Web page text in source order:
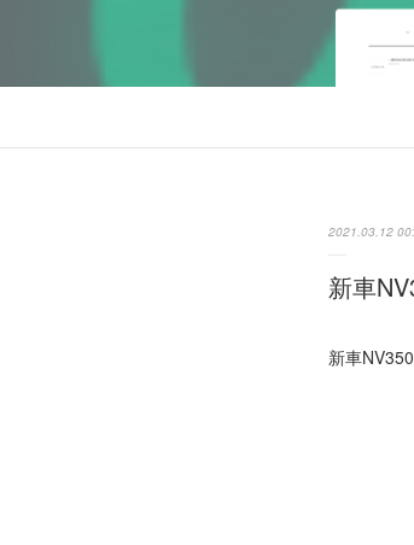
2021.03.12
新車
新車